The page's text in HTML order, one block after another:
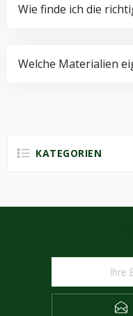
Wie finde ich die
Welche Materialien
KATEGORIEN